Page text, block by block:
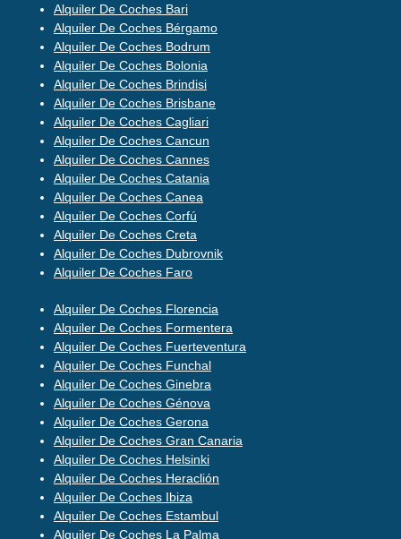
Alquiler De Coches Bari
Alquiler De Coches Bérgamo
Alquiler De Coches Bodrum
Alquiler De Coches Bolonia
Alquiler De Coches Brindisi
Alquiler De Coches Brisbane
Alquiler De Coches Cagliari
Alquiler De Coches Cancun
Alquiler De Coches Cannes
Alquiler De Coches Catania
Alquiler De Coches Canea
Alquiler De Coches Corfú
Alquiler De Coches Creta
Alquiler De Coches Dubrovnik
Alquiler De Coches Faro
Alquiler De Coches Florencia
Alquiler De Coches Formentera
Alquiler De Coches Fuerteventura
Alquiler De Coches Funchal
Alquiler De Coches Ginebra
Alquiler De Coches Génova
Alquiler De Coches Gerona
Alquiler De Coches Gran Canaria
Alquiler De Coches Helsinki
Alquiler De Coches Heraclión
Alquiler De Coches Ibiza
Alquiler De Coches Estambul
Alquiler De Coches La Palma